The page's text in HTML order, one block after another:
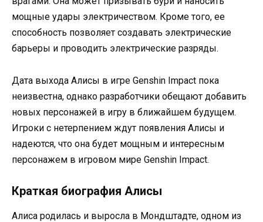
мощные удары электричеством. Кроме того, ее
способность позволяет создавать электрические
барьеры и проводить электрические разряды.
Дата выхода Алисы в игре Genshin Impact пока
неизвестна, однако разработчики обещают добавить
новых персонажей в игру в ближайшем будущем.
Игроки с нетерпением ждут появления Алисы и
надеются, что она будет мощным и интересным
персонажем в игровом мире Genshin Impact.
Краткая биография Алисы
Алиса родилась и выросла в Мондштадте, одном из